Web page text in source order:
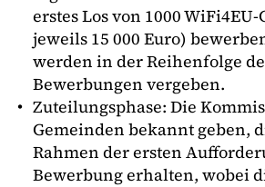
erstes Los von 1000
jeweils 15 000 Euro)
werden in der Reihenfolge
Bewerbungen vergeben.
Zuteilungsphase: Die
Gemeinden bekannt geben,
Rahmen der ersten
Bewerbung erhalten, wobei